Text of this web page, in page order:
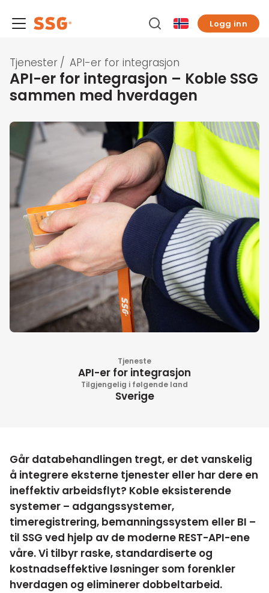
Logg inn
Tjenester / API-er for integrasjon
API-er for integrasjon – Koble SSG
sammen med hverdagen
Tjeneste
API-er for integrasjon
Tilgjengelig i følgende land
Sverige
Går databehandlingen tregt, er det vanskelig
å integrere eksterne tjenester eller har dere en
ineffektiv arbeidsflyt? Koble eksisterende
systemer – adgangssystemer,
timeregistrering, bemanningssystem eller BI –
til SSG ved hjelp av de moderne REST-API-ene
våre. Vi tilbyr raske, standardiserte og
kostnadseffektive løsninger som forenkler
hverdagen og eliminerer dobbeltarbeid.